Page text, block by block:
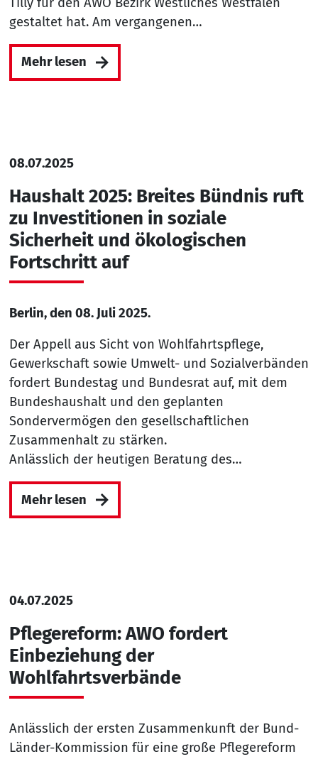
gestaltet hat. Am vergangenen…
Mehr lesen
08.07.2025
Haushalt 2025: Breites Bündnis ruft
zu Investitionen in soziale
Sicherheit und ökologischen
Fortschritt auf
Berlin, den 08. Juli 2025.
Der Appell aus Sicht von Wohlfahrtspflege,
Gewerkschaft sowie Umwelt- und Sozialverbänden
fordert Bundestag und Bundesrat auf, mit dem
Bundeshaushalt und den geplanten
Sondervermögen den gesellschaftlichen
Zusammenhalt zu stärken.
Anlässlich der heutigen Beratung des…
Mehr lesen
04.07.2025
Pflegereform: AWO fordert
Einbeziehung der
Wohlfahrtsverbände
Anlässlich der ersten Zusammenkunft der Bund-
Länder-Kommission für eine große Pflegereform